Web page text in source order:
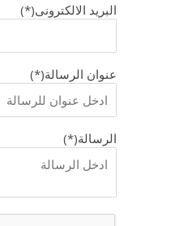
البريد الالكترونى(*)
عنوان الرسالة(*)
الرسالة(*)